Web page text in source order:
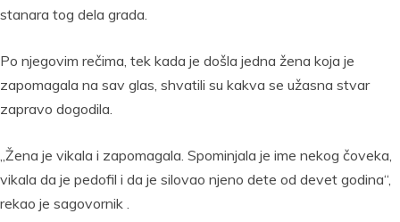
stanara tog dela grada.
Po njegovim rečima, tek kada je došla jedna žena koja je
zapomagala na sav glas, shvatili su kakva se užasna stvar
zapravo dogodila.
„Žena je vikala i zapomagala. Spominjala je ime nekog čoveka,
vikala da je pedofil i da je silovao njeno dete od devet godina“,
rekao je sagovornik .